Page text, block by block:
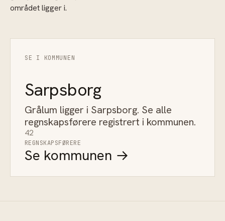
området ligger i.
SE I KOMMUNEN
Sarpsborg
Grålum ligger i Sarpsborg. Se alle
regnskapsførere registrert i kommunen.
42
REGNSKAPSFØRERE
Se kommunen →